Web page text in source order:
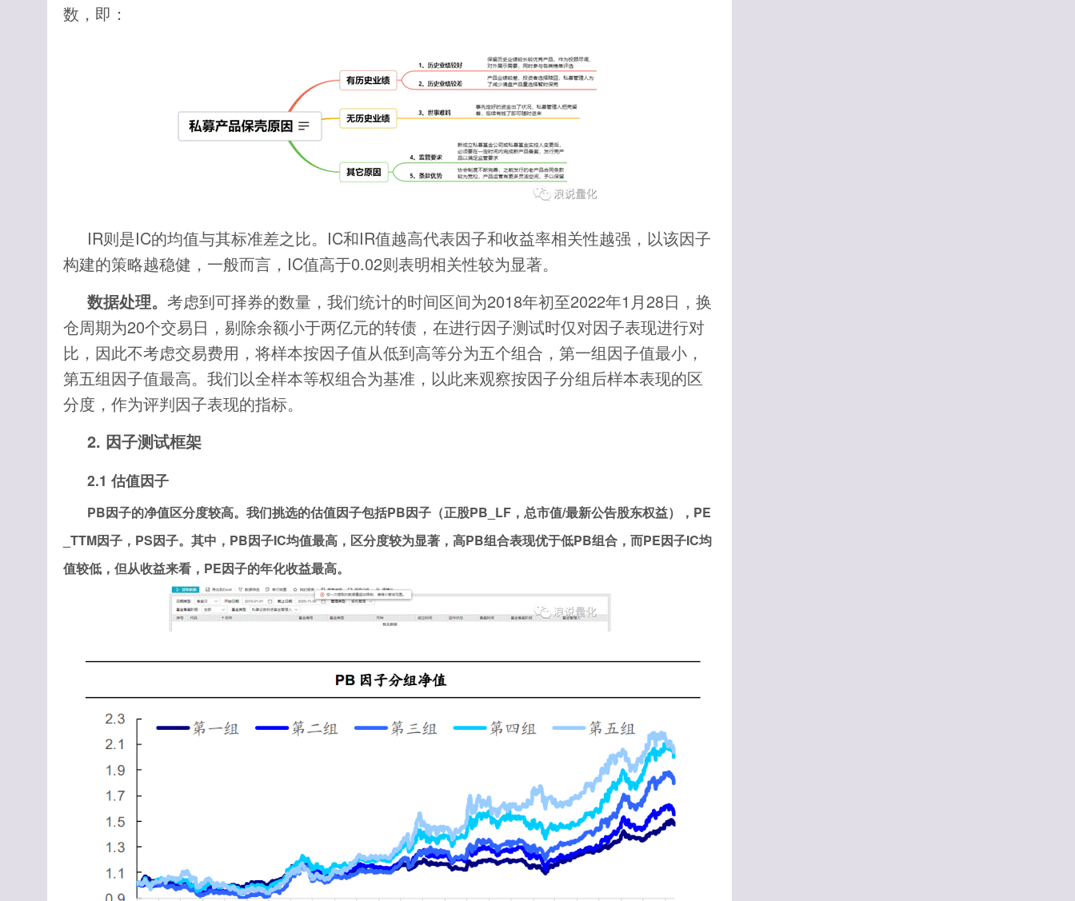
数，即：
IR则是IC的均值与其标准差之比。IC和IR值越高代表因子和收益率相关性越强，以该因子
构建的策略越稳健，一般而言，IC值高于0.02则表明相关性较为显著。
数据处理。 考虑到可择券的数量，我们统计的时间区间为2018年初至2022年1月28日，换
仓周期为20个交易日，剔除余额小于两亿元的转债，在进行因子测试时仅对因子表现进行对
比，因此不考虑交易费用，将样本按因子值从低到高等分为五个组合，第一组因子值最小，
第五组因子值最高。我们以全样本等权组合为基准，以此来观察按因子分组后样本表现的区
分度，作为评判因子表现的指标。
2. 因子测试框架
2.1 估值因子
PB因子的净值区分度较高。我们挑选的估值因子包括PB因子（正股PB_LF，总市值/最新公告股东权益），PE
_TTM因子，PS因子。其中，PB因子IC均值最高，区分度较为显著，高PB组合表现优于低PB组合，而PE因子IC均
值较低，但从收益来看，PE因子的年化收益最高。